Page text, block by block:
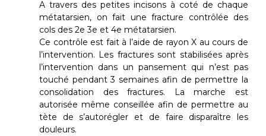
A travers des petites incisons à coté de chaque
métatarsien, on fait une fracture contrôlée des
cols des 2e 3e et 4e métatarsien.
Ce contrôle est fait à l’aide de rayon X au cours de
l’intervention. Les fractures sont stabilisées après
l’intervention dans un pansement qui n’est pas
touché pendant 3 semaines afin de permettre la
consolidation des fractures. La marche est
autorisée même conseillée afin de permettre au
tète de s’autorégler et de faire disparaître les
douleurs.